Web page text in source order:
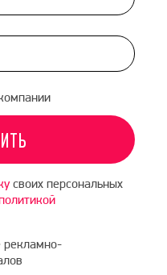
своих персональных
рекламно-